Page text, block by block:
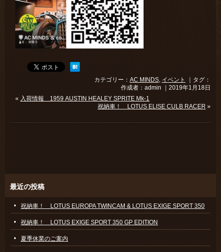
カテゴリー： AC MINDS, イベント
｜タグ：
作成者：admin ｜2019年1月18日
« 入荷情報 1959 AUSTIN HEALEY SPRITE Mk-1
祝納車！ LOTUS ELISE CULB RACER »
最近の投稿
祝納車！ LOTUS EUROPA TWINCAM & LOTUS EXIGE SPORT 350
祝納車！ LOTUS EXIGE SPORT 350 GP EDITION
夏季休業のご案内